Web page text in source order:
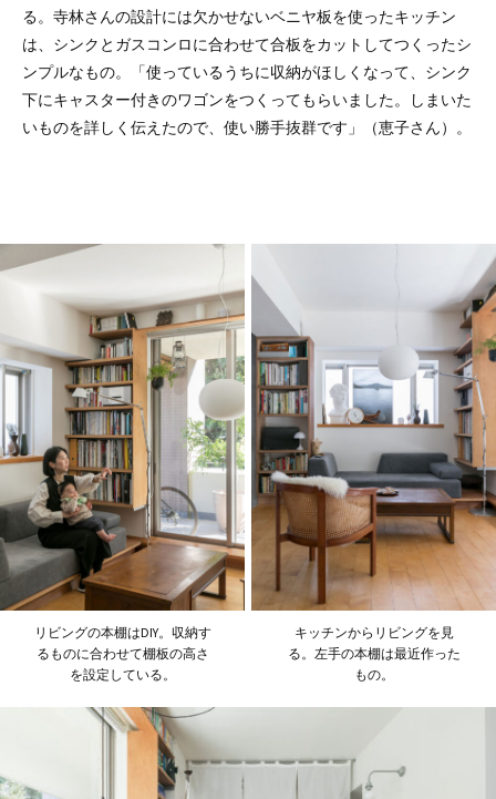
る。寺林さんの設計には欠かせないベニヤ板を使ったキッチン
は、シンクとガスコンロに合わせて合板をカットしてつくったシ
ンプルなもの。「使っているうちに収納がほしくなって、シンク
下にキャスター付きのワゴンをつくってもらいました。しまいた
いものを詳しく伝えたので、使い勝手抜群です」（恵子さん）。
リビングの本棚はDIY。収納す
るものに合わせて棚板の高さ
を設定している。
キッチンからリビングを見
る。左手の本棚は最近作った
もの。